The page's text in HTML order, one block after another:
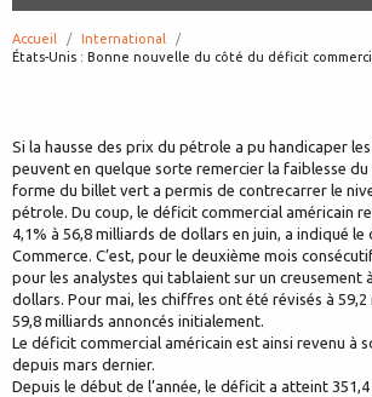
Accueil
International
page:
États-Unis : Bonne nouvelle du côté du déficit
Si la hausse des prix du pétrole a pu handicaper
peuvent en quelque sorte remercier la faiblesse du
forme du billet vert a permis de contrecarrer le
pétrole. Du coup, le déficit commercial américain
4,1% à 56,8 milliards de dollars en juin, a indiqué
Commerce. C’est, pour le deuxième mois
pour les analystes qui tablaient sur un creusement
dollars. Pour mai, les chiffres ont été révisés à 59,2
59,8 milliards annoncés initialement.
Le déficit commercial américain est ainsi revenu à
depuis mars dernier.
Depuis le début de l’année, le déficit a atteint